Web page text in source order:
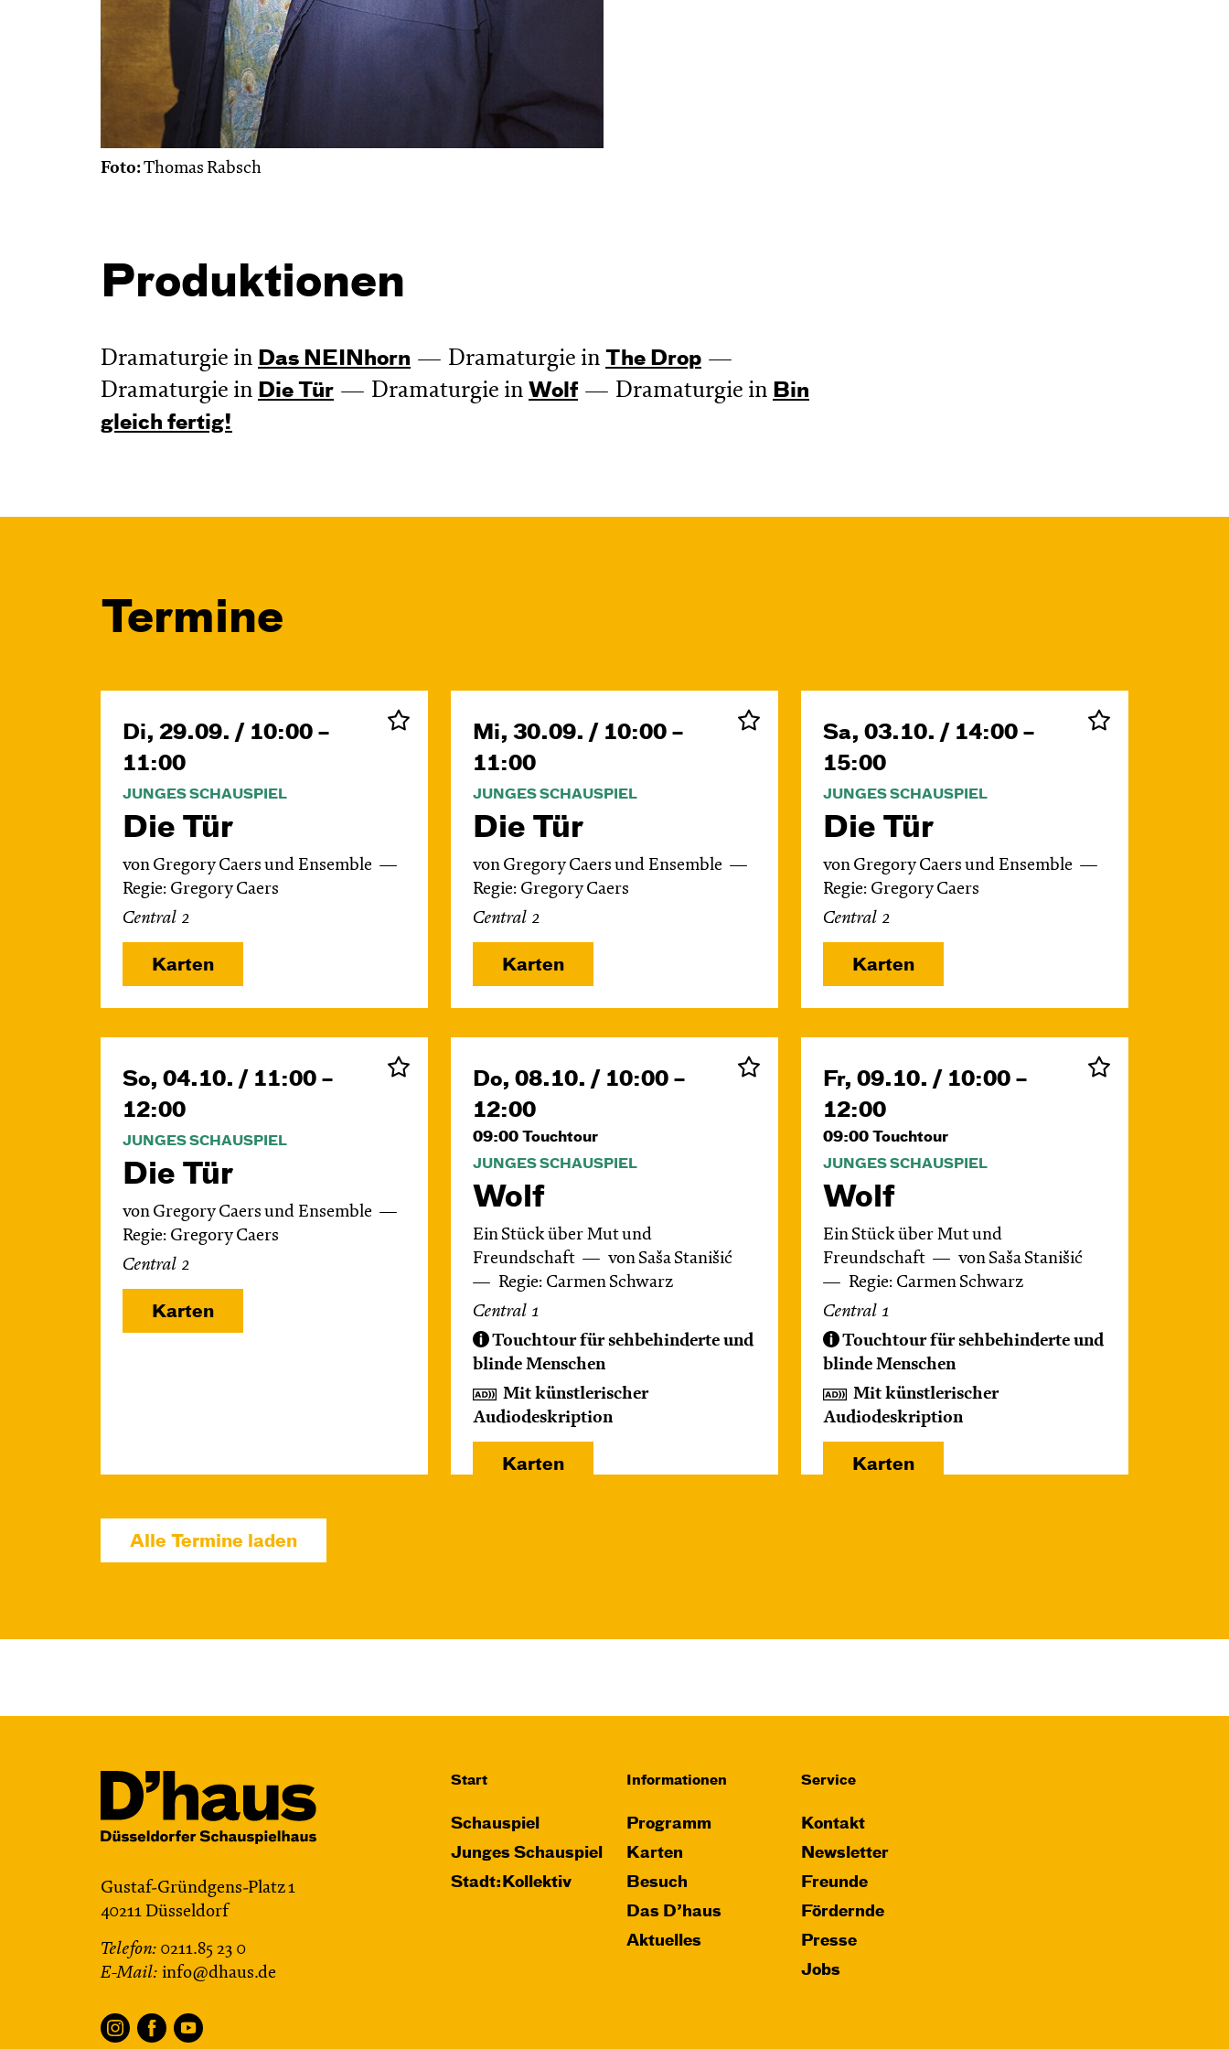
Foto:Thomas Rabsch
Produktionen
Dramaturgie in Das NEIN­horn Dramaturgie in The Drop
Dramaturgie in Die Tür Dramaturgie in Wolf Dramaturgie in Bin
gleich fertig!
Termine
Di, 29.09. / 10:00 –
11:00
JUNGES SCHAUSPIEL
Die Tür
von Gregory Caers und Ensemble
Regie: Gregory Caers
Central 2
Karten
Mi, 30.09. / 10:00 –
11:00
JUNGES SCHAUSPIEL
Die Tür
von Gregory Caers und Ensemble
Regie: Gregory Caers
Central 2
Karten
Sa, 03.10. / 14:00 –
15:00
JUNGES SCHAUSPIEL
Die Tür
von Gregory Caers und Ensemble
Regie: Gregory Caers
Central 2
Karten
So, 04.10. / 11:00 –
12:00
JUNGES SCHAUSPIEL
Die Tür
von Gregory Caers und Ensemble
Regie: Gregory Caers
Central 2
Karten
Do, 08.10. / 10:00 –
12:00
09:00 Touchtour
JUNGES SCHAUSPIEL
Wolf
Ein Stück über Mut und
Freundschaft
von Saša Stanišić
Regie: Carmen Schwarz
Central 1
Touchtour für sehbehinderte und
blinde Menschen
Mit künstlerischer
Audiodeskription
Karten
Fr, 09.10. / 10:00 –
12:00
09:00 Touchtour
JUNGES SCHAUSPIEL
Wolf
Ein Stück über Mut und
Freundschaft
von Saša Stanišić
Regie: Carmen Schwarz
Central 1
Touchtour für sehbehinderte und
blinde Menschen
Mit künstlerischer
Audiodeskription
Karten
JUNGES SCHAUSPIEL
Fuchs
Central 2
Relaxed Performance
Karten
JUNGES SCHAUSPIEL
Fuchs
Karten
JUNGES SCHAUSPIEL
Central 1
11:00
Alle Termine laden
Gustaf-Gründgens-Platz 1
40211 Düsseldorf
Telefon: 0211.85 23 0
E-Mail: info@dhaus.de
Start
Schauspiel
Junges Schauspiel
Stadt:Kollektiv
Informationen
Programm
Karten
Besuch
Das D’haus
Aktuelles
Service
Kontakt
Newsletter
Freunde
Fördernde
Presse
Jobs